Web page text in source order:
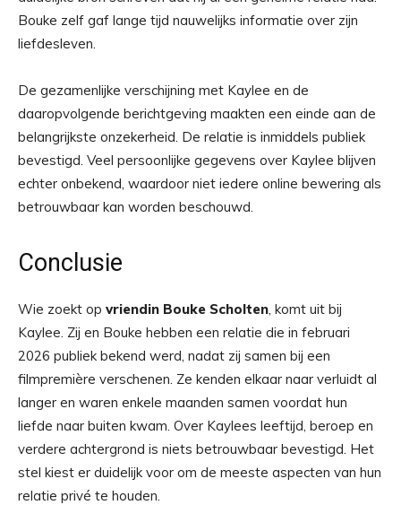
Bouke zelf gaf lange tijd nauwelijks informatie over zijn
liefdesleven.
De gezamenlijke verschijning met Kaylee en de
daaropvolgende berichtgeving maakten een einde aan de
belangrijkste onzekerheid. De relatie is inmiddels publiek
bevestigd. Veel persoonlijke gegevens over Kaylee blijven
echter onbekend, waardoor niet iedere online bewering als
betrouwbaar kan worden beschouwd.
Conclusie
Wie zoekt op vriendin Bouke Scholten, komt uit bij
Kaylee. Zij en Bouke hebben een relatie die in februari
2026 publiek bekend werd, nadat zij samen bij een
filmpremière verschenen. Ze kenden elkaar naar verluidt al
langer en waren enkele maanden samen voordat hun
liefde naar buiten kwam. Over Kaylees leeftijd, beroep en
verdere achtergrond is niets betrouwbaar bevestigd. Het
stel kiest er duidelijk voor om de meeste aspecten van hun
relatie privé te houden.